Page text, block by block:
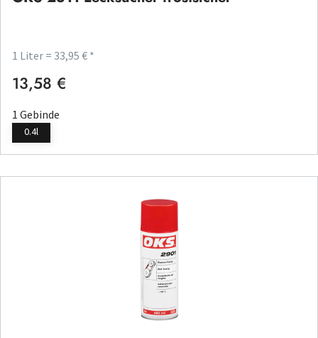
1 Liter = 33,95 € *
Regulärer Preis:
13,58 €
1 Gebinde
0.4l